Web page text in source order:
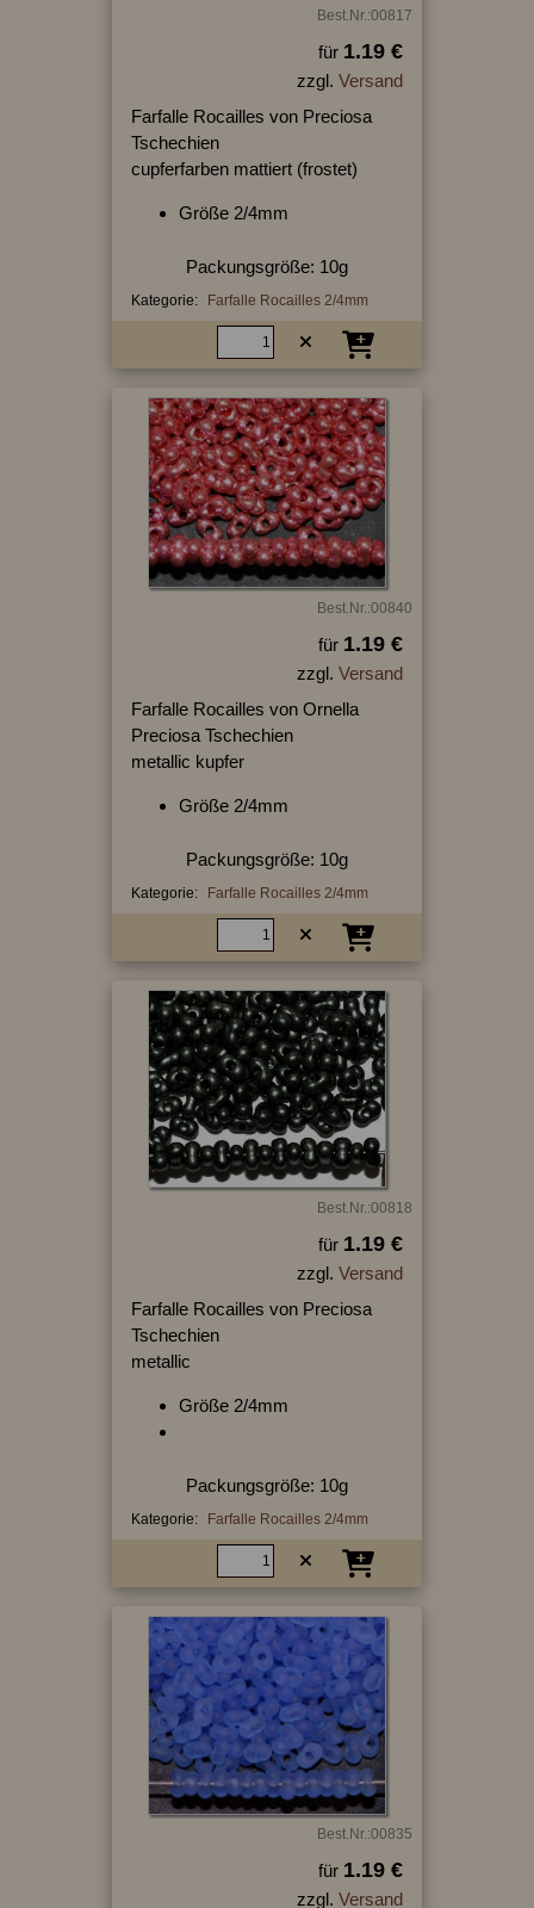
Best.Nr.:00817
für 1.19 €
zzgl. Versand
Farfalle Rocailles von Preciosa
Tschechien
cupferfarben mattiert (frostet)
Größe 2/4mm
Packungsgröße: 10g
Kategorie: Farfalle Rocailles 2/4mm
Best.Nr.:00840
für 1.19 €
zzgl. Versand
Farfalle Rocailles von Ornella
Preciosa Tschechien
metallic kupfer
Größe 2/4mm
Packungsgröße: 10g
Kategorie: Farfalle Rocailles 2/4mm
Best.Nr.:00818
für 1.19 €
zzgl. Versand
Farfalle Rocailles von Preciosa
Tschechien
metallic
Größe 2/4mm
Packungsgröße: 10g
Kategorie: Farfalle Rocailles 2/4mm
Best.Nr.:00835
für 1.19 €
zzgl. Versand